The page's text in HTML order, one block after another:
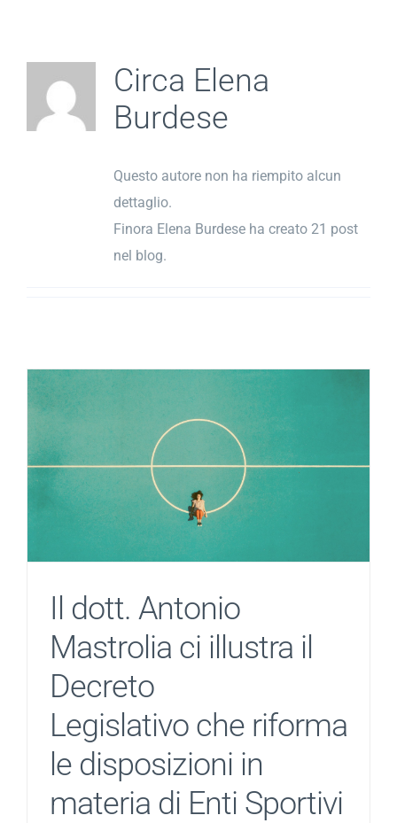
contenuto
Circa Elena
Burdese
Questo autore non ha riempito alcun
dettaglio.
Finora Elena Burdese ha creato 21 post
nel blog.
Il dott. Antonio
Mastrolia ci illustra il
Decreto
Legislativo che riforma
le disposizioni in
materia di Enti Sportivi